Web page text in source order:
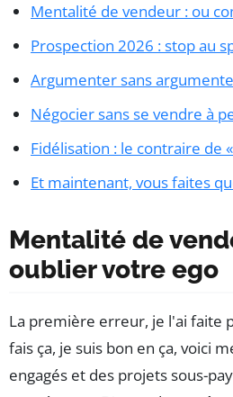
Mentalité de vendeur : ou
Prospection 2026 : stop au
Argumenter sans
Négocier sans se vendre à
Fidélisation : le contraire de
Et maintenant, vous faites
Mentalité de
oublier votre ego
La première erreur, je l'ai faite
fais ça, je suis bon en ça, voici
engagés et des projets sous-